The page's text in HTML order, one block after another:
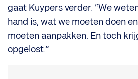
gaat Kuypers verder. “We
hand is, wat we moeten doen
moeten aanpakken. En toch
opgelost.”